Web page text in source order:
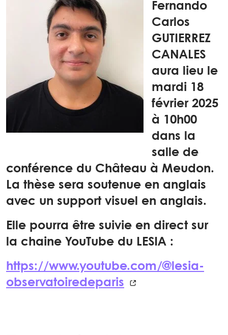
Fernando
Carlos
GUTIERREZ
CANALES
aura lieu le
mardi 18
février 2025
à 10h00
dans la
salle de
conférence du Château à Meudon.
La thèse sera soutenue en anglais
avec un support visuel en anglais.
Elle pourra être suivie en direct sur
la chaine YouTube du LESIA :
https://www.youtube.com/@lesia-
observatoiredeparis